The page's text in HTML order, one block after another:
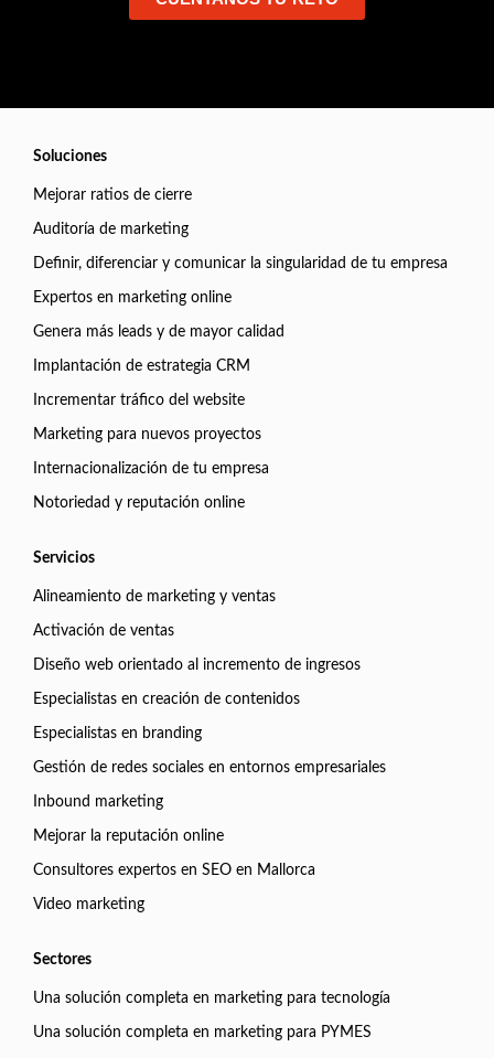
Soluciones
Mejorar ratios de cierre
Auditoría de marketing
Definir, diferenciar y comunicar la singularidad de tu empresa
Expertos en marketing online
Genera más leads y de mayor calidad
Implantación de estrategia CRM
Incrementar tráfico del website
Marketing para nuevos proyectos
Internacionalización de tu empresa
Notoriedad y reputación online
Servicios
Alineamiento de marketing y ventas
Activación de ventas
Diseño web orientado al incremento de ingresos
Especialistas en creación de contenidos
Especialistas en branding
Gestión de redes sociales en entornos empresariales
Inbound marketing
Mejorar la reputación online
Consultores expertos en SEO en Mallorca
Video marketing
Sectores
Una solución completa en marketing para tecnología
Una solución completa en marketing para PYMES